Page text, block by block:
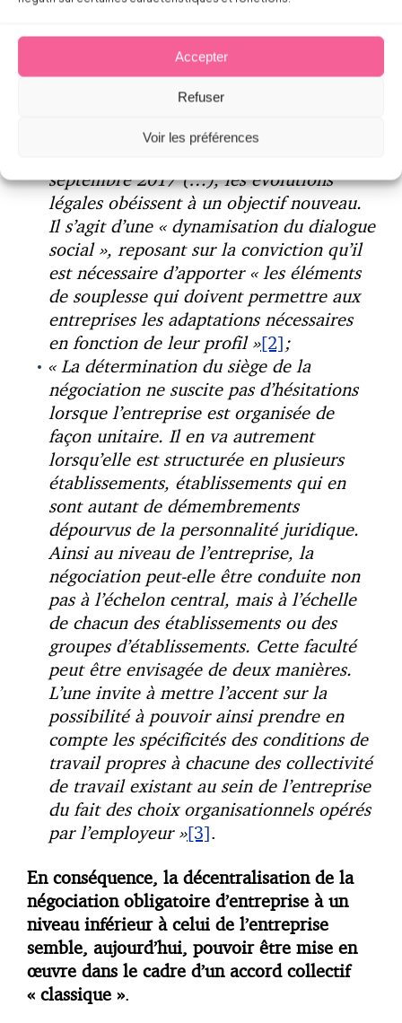
Accepter
Refuser
Voir les préférences
l’emploi, dite loi Rebsamen, et n° 2016-
1088 du 8 août 2016 relative au travail,
à la modernisation du dialogue social et
à la sécurisation des parcours
professionnels, dite loi Travail, puis
septembre 2017 (…), les évolutions
légales obéissent à un objectif nouveau.
Il s’agit d’une « dynamisation du dialogue
social », reposant sur la conviction qu’il
est nécessaire d’apporter « les éléments
de souplesse qui doivent permettre aux
entreprises les adaptations nécessaires
en fonction de leur profil »[2];
« La détermination du siège de la
négociation ne suscite pas d’hésitations
lorsque l’entreprise est organisée de
façon unitaire. Il en va autrement
lorsqu’elle est structurée en plusieurs
établissements, établissements qui en
sont autant de démembrements
dépourvus de la personnalité juridique.
Ainsi au niveau de l’entreprise, la
négociation peut-elle être conduite non
pas à l’échelon central, mais à l’échelle
de chacun des établissements ou des
groupes d’établissements. Cette faculté
peut être envisagée de deux manières.
L’une invite à mettre l’accent sur la
possibilité à pouvoir ainsi prendre en
compte les spécificités des conditions de
travail propres à chacune des collectivité
de travail existant au sein de l’entreprise
du fait des choix organisationnels opérés
par l’employeur »[3].
En conséquence, la décentralisation de la
négociation obligatoire d’entreprise à un
niveau inférieur à celui de l’entreprise
semble, aujourd’hui, pouvoir être mise en
œuvre dans le cadre d’un accord collectif
« classique ».